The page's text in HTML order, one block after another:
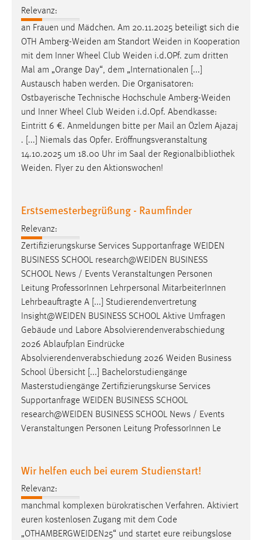
Relevanz:
an Frauen und Mädchen. Am 20.11.2025 beteiligt sich die
OTH Amberg-Weiden am Standort Weiden in Kooperation
mit dem Inner Wheel Club Weiden i.d.OPf. zum dritten
Mal am „Orange Day“, dem „Internationalen [...]
Austausch haben werden. Die Organisatoren:
Ostbayerische Technische Hochschule Amberg-Weiden
und Inner Wheel Club Weiden i.d.Opf. Abendkasse:
Eintritt 6 €. Anmeldungen bitte per Mail an Özlem Ajazaj
. [...] Niemals das Opfer. Eröffnungsveranstaltung
14.10.2025 um 18.00 Uhr im Saal der Regionalbibliothek
Weiden. Flyer zu den Aktionswochen!
Erstsemesterbegrüßung - Raumfinder
Relevanz:
Zertifizierungskurse Services Supportanfrage WEIDEN
BUSINESS SCHOOL research@WEIDEN BUSINESS
SCHOOL News / Events Veranstaltungen Personen
Leitung ProfessorInnen Lehrpersonal MitarbeiterInnen
Lehrbeauftragte A [...] Studierendenvertretung
Insight@WEIDEN BUSINESS SCHOOL Aktive Umfragen
Gebäude und Labore Absolvierendenverabschiedung
2026 Ablaufplan Eindrücke
Absolvierendenverabschiedung 2026 Weiden Business
School Übersicht [...] Bachelorstudiengänge
Masterstudiengänge Zertifizierungskurse Services
Supportanfrage WEIDEN BUSINESS SCHOOL
research@WEIDEN BUSINESS SCHOOL News / Events
Veranstaltungen Personen Leitung ProfessorInnen Le
Wir helfen euch bei eurem Studienstart!
Relevanz:
manchmal komplexen bürokratischen Verfahren. Aktiviert
euren kostenlosen Zugang mit dem Code
„OTHAMBERGWEIDEN25“ und startet eure reibungslose